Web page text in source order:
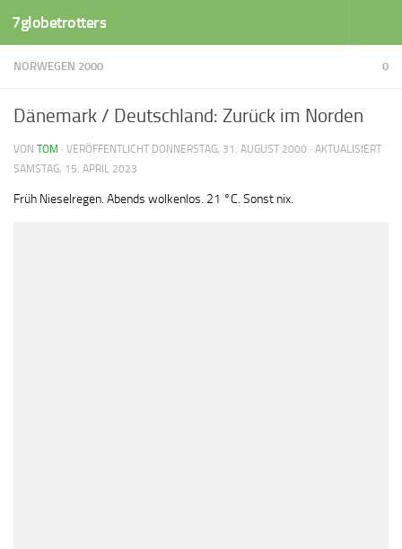
Zum Inhalt springen
7globetrotters
NORWEGEN 2000 0
Dänemark / Deutschland: Zurück im Norden
VON TOM · VERÖFFENTLICHT DONNERSTAG, 31. AUGUST 2000 · AKTUALISIERT
SAMSTAG, 15. APRIL 2023
Früh Nieselregen. Abends wolkenlos. 21 °C. Sonst nix.